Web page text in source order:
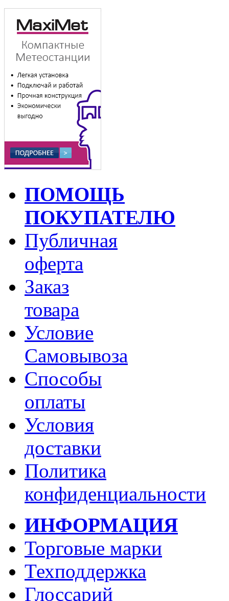
ПОМОЩЬ
ПОКУПАТЕЛЮ
Публичная
оферта
Заказ
товара
Условие
Самовывоза
Способы
оплаты
Условия
доставки
Политика
конфиденциальности
ИНФОРМАЦИЯ
Торговые марки
Техподдержка
Глоссарий